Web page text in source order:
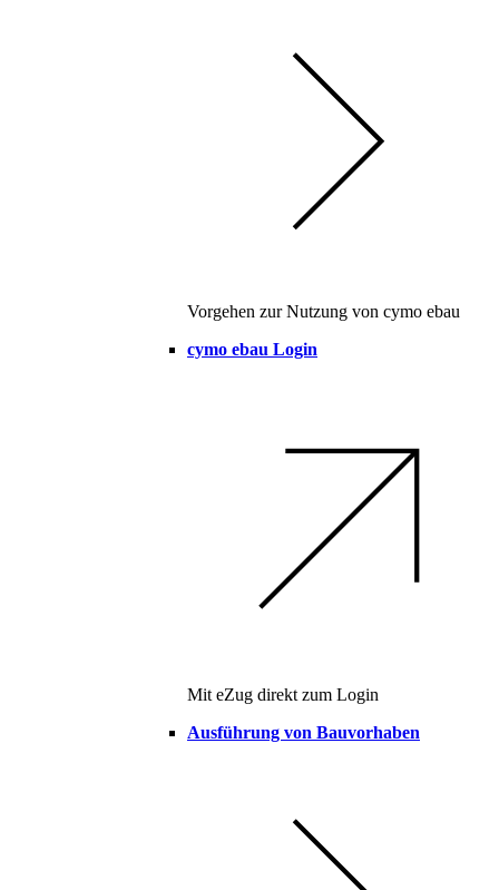
Vorgehen zur Nutzung von cymo ebau
cymo ebau Login
Mit eZug direkt zum Login
Ausführung von Bauvorhaben